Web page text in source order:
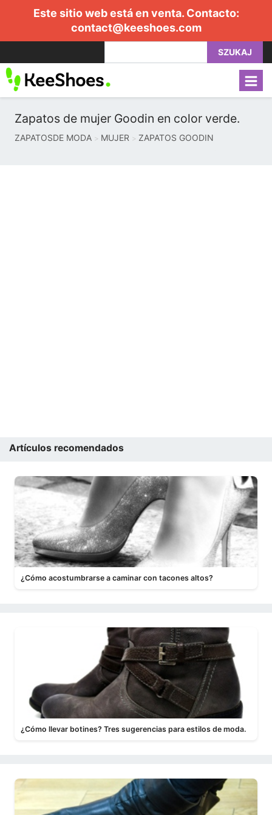
Este sitio web está en venta. Contacto:
contact@keeshoes.com
SZUKAJ
Zapatos de mujer Goodin en color verde.
ZAPATOSDE MODA MUJER ZAPATOS GOODIN
Artículos recomendados
¿Cómo acostumbrarse a caminar con tacones altos?
¿Cómo llevar botines? Tres sugerencias para estilos de moda.